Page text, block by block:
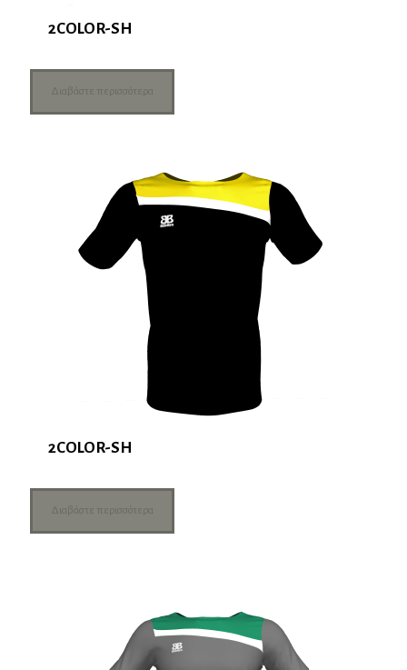
2COLOR-SH
Διαβάστε περισσότερα
2COLOR-SH
Διαβάστε περισσότερα